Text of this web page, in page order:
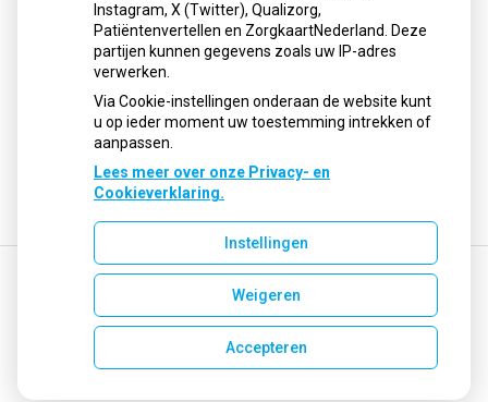
Kookadvies drinkwater in provincie Utrecht vanwege
besmetting
Terugroepactie babyvoeding Nestlé: bacterie kan baby’s
ziek maken
Uw Zorg Online |Beheer
info@apotheekgelderseiland.nl
Cookie-instellingen
Instagram, X (Twitter), Qualizorg,
Patiëntenvertellen en ZorgkaartNederland. Deze
partijen kunnen gegevens zoals uw IP-adres
verwerken.
Via Cookie-instellingen onderaan de website kunt
u op ieder moment uw toestemming intrekken of
aanpassen.
Lees meer over onze Privacy- en
Cookieverklaring.
Instellingen
Weigeren
Accepteren